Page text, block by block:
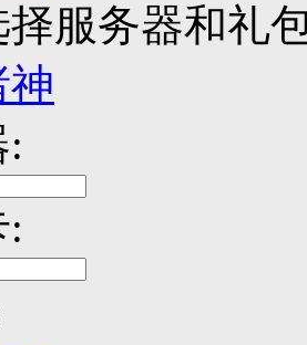
服务器和礼
神